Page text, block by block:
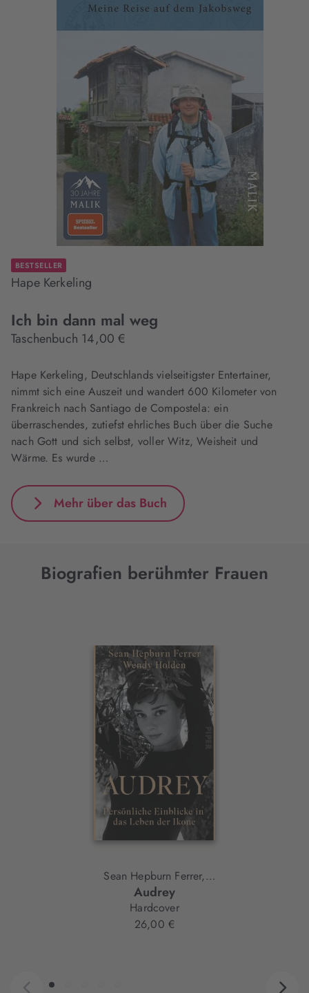
BESTSELLER
Hape Kerkeling
Ich bin dann mal weg
Taschenbuch 14,00 €
Hape Kerkeling, Deutschlands vielseitigster Entertainer,
nimmt sich eine Auszeit und wandert 600 Kilometer von
Frankreich nach Santiago de Compostela: ein
überraschendes, zutiefst ehrliches Buch über die Suche
nach Gott und sich selbst, voller Witz, Weisheit und
Wärme. Es wurde …
Mehr über das Buch
Biografien berühmter Frauen
Interaktives
Sean Hepburn Ferrer,
Wendy Holden
Audrey
Hardcover
26,00 €